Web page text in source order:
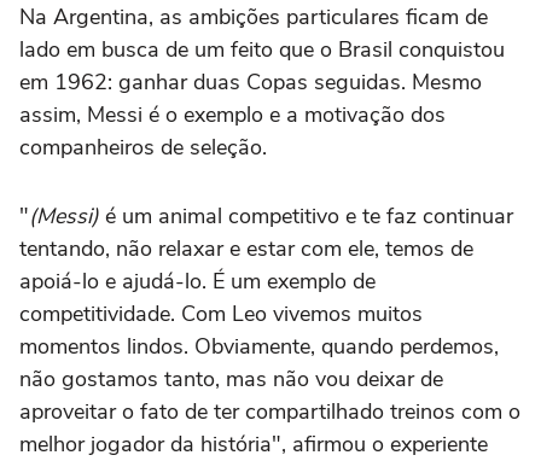
Na Argentina, as ambições particulares ficam de
lado em busca de um feito que o Brasil conquistou
em 1962: ganhar duas Copas seguidas. Mesmo
assim, Messi é o exemplo e a motivação dos
companheiros de seleção.
"(Messi) é um animal competitivo e te faz continuar
tentando, não relaxar e estar com ele, temos de
apoiá-lo e ajudá-lo. É um exemplo de
competitividade. Com Leo vivemos muitos
momentos lindos. Obviamente, quando perdemos,
não gostamos tanto, mas não vou deixar de
aproveitar o fato de ter compartilhado treinos com o
melhor jogador da história", afirmou o experiente